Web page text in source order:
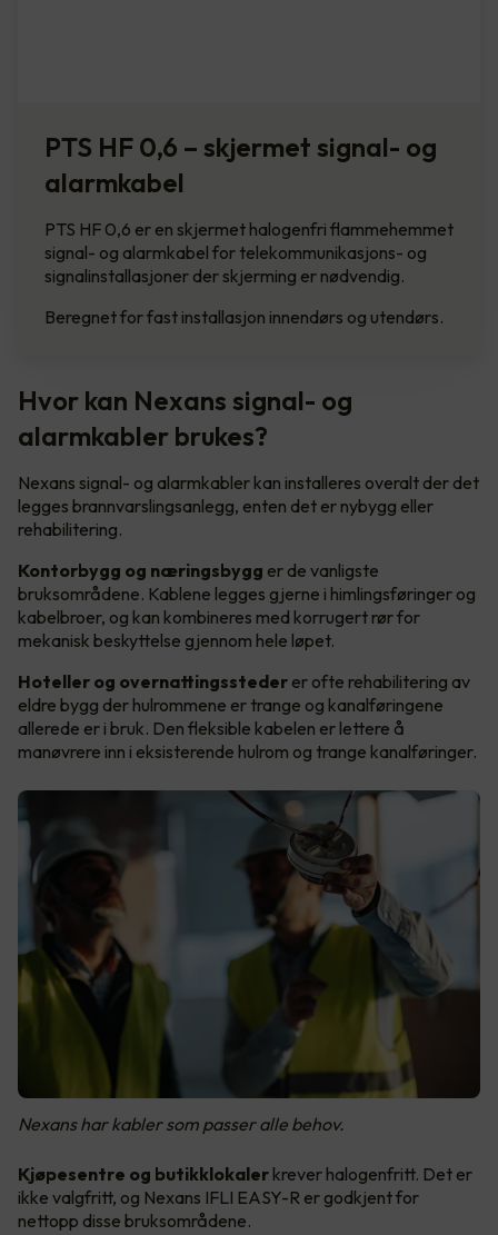
PTS HF 0,6 – skjermet signal- og
alarmkabel
PTS HF 0,6 er en skjermet halogenfri flammehemmet
signal- og alarmkabel for telekommunikasjons- og
signalinstallasjoner der skjerming er nødvendig.
Beregnet for fast installasjon innendørs og utendørs.
Hvor kan Nexans signal- og
alarmkabler brukes?
Nexans signal- og alarmkabler kan installeres overalt der det
legges brannvarslingsanlegg, enten det er nybygg eller
rehabilitering.
Kontorbygg og næringsbygg er de vanligste
bruksområdene. Kablene legges gjerne i himlingsføringer og
kabelbroer, og kan kombineres med korrugert rør for
mekanisk beskyttelse gjennom hele løpet.
Hoteller og overnattingssteder er ofte rehabilitering av
eldre bygg der hulrommene er trange og kanalføringene
allerede er i bruk. Den fleksible kabelen er lettere å
manøvrere inn i eksisterende hulrom og trange kanalføringer.
Nexans har kabler som passer alle behov.
Kjøpesentre og butikklokaler krever halogenfritt. Det er
ikke valgfritt, og Nexans IFLI EASY-R er godkjent for
nettopp disse bruksområdene.